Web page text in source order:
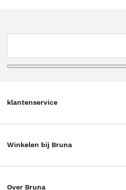
klantenservice
Winkelen bij Bruna
Over Bruna